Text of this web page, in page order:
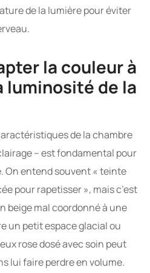
de la lumière pour éviter
la couleur à
luminosité de la
de la chambre
– est fondamental pour
On entend souvent « teinte
pour rapetisser », mais c’est
beige mal coordonné à une
un petit espace glacial ou
rose dosé avec soin peut
lui faire perdre en volume.